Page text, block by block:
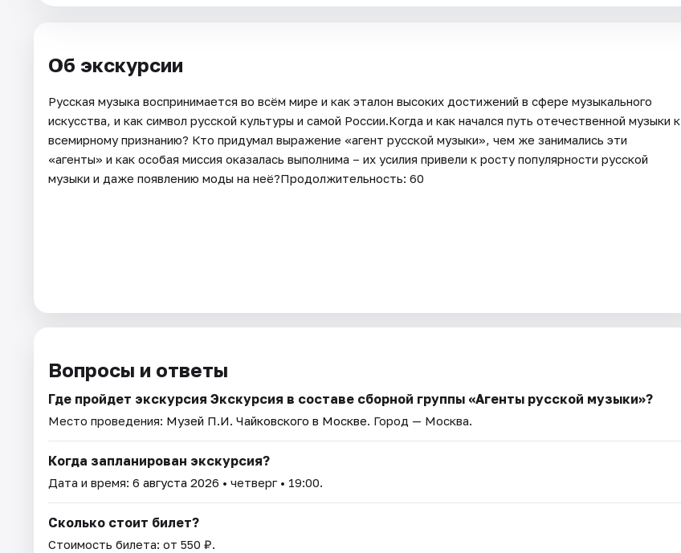
Об экскурсии
Русская музыка воспринимается во всём мире и как эталон высоких достижений в сфере музыкального
искусства, и как символ русской культуры и самой России.Когда и как начался путь отечественной музыки к
всемирному признанию? Кто придумал выражение «агент русской музыки», чем же занимались эти
«агенты» и как особая миссия оказалась выполнима – их усилия привели к росту популярности русской
музыки и даже появлению моды на неё?Продолжительность: 60
Вопросы и ответы
Где пройдет экскурсия Экскурсия в составе сборной группы «Агенты русской музыки»?
Место проведения: Музей П.И. Чайковского в Москве. Город — Москва.
Когда запланирован экскурсия?
Дата и время: 6 августа 2026 • четверг • 19:00.
Сколько стоит билет?
Стоимость билета: от 550 ₽.